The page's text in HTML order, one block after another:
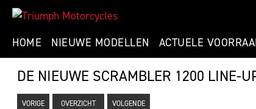
HOME NIEUWE MODELLEN ACTUELE
DE NIEUWE SCRAMBLER 1200 LINE-
VORIGE OVERZICHT VOLGENDE